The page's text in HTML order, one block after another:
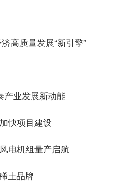
高质量发展“新引擎”
产业发展新动能
快项目建设
电机组量产启航
土品牌